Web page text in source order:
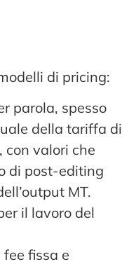
di pricing:
parola, spesso
della tariffa di
valori che
di post-editing
MT.
il lavoro del
fissa e